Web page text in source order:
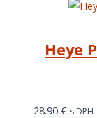
Heye
28.90 € s DPH